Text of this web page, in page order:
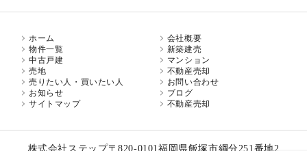
ホーム
会社概要
物件一覧
新築建売
中古戸建
マンション
売地
不動産売却
売りたい人・買いたい人
お問い合わせ
お知らせ
ブログ
サイトマップ
不動産売却
株式会社ステップ〒820-0101 福岡県飯塚市綱分251番地2